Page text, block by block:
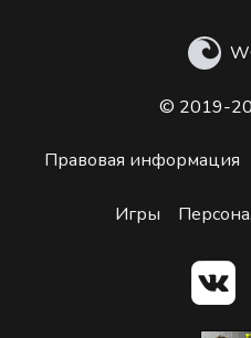
© 2019-
Правовая информация
Игры